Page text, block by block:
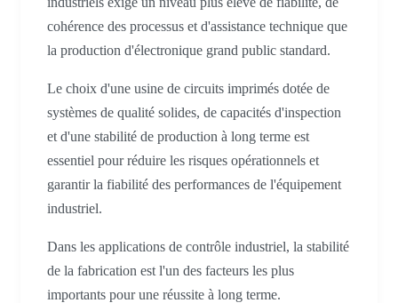
cohérence des processus et d'assistance technique que
la production d'électronique grand public standard.
Le choix d'une usine de circuits imprimés dotée de
systèmes de qualité solides, de capacités d'inspection
et d'une stabilité de production à long terme est
essentiel pour réduire les risques opérationnels et
garantir la fiabilité des performances de l'équipement
industriel.
Dans les applications de contrôle industriel, la stabilité
de la fabrication est l'un des facteurs les plus
importants pour une réussite à long terme.